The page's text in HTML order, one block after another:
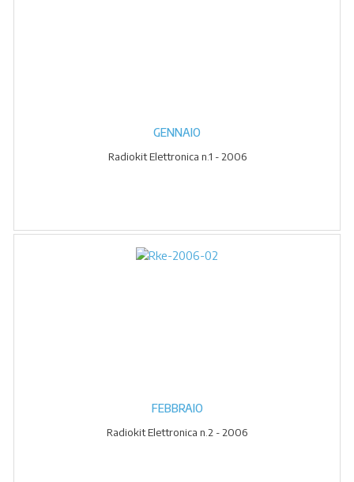
GENNAIO
Radiokit Elettronica n.1 - 2006
FEBBRAIO
Radiokit Elettronica n.2 - 2006